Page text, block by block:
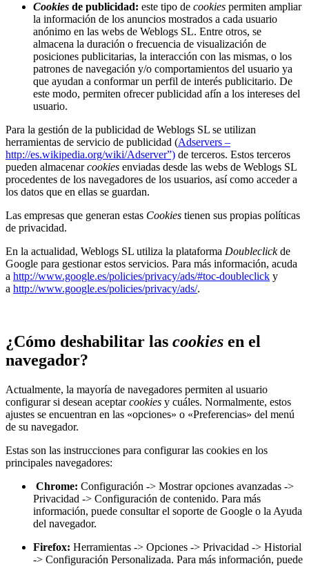
Cookies de publicidad: este tipo de cookies permiten ampliar
la información de los anuncios mostrados a cada usuario
anónimo en las webs de Weblogs SL. Entre otros, se
almacena la duración o frecuencia de visualización de
posiciones publicitarias, la interacción con las mismas, o los
patrones de navegación y/o comportamientos del usuario ya
que ayudan a conformar un perfil de interés publicitario. De
este modo, permiten ofrecer publicidad afín a los intereses del
usuario.
Para la gestión de la publicidad de Weblogs SL se utilizan
herramientas de servicio de publicidad (Adservers –
http://es.wikipedia.org/wiki/Adserver”) de terceros. Estos terceros
pueden almacenarcookies enviadas desde las webs de Weblogs SL
procedentes de los navegadores de los usuarios, así como acceder a
los datos que en ellas se guardan.
Las empresas que generan estas Cookies tienen sus propias políticas
de privacidad.
En la actualidad, Weblogs SL utiliza la plataforma Doubleclickde
Google para gestionar estos servicios. Para más información, acuda
a http://www.google.es/policies/privacy/ads/#toc-doubleclick y
a http://www.google.es/policies/privacy/ads/.
¿Cómo deshabilitar las cookies en el
navegador?
Actualmente, la mayoría de navegadores permiten al usuario
configurar si desean aceptarcookies y cuáles. Normalmente, estos
ajustes se encuentran en las «opciones» o «Preferencias» del menú
de su navegador.
Estas son las instrucciones para configurar las cookies en los
principales navegadores:
Chrome: Configuración -> Mostrar opciones avanzadas ->
Privacidad -> Configuración de contenido. Para más
información, puede consultar el soporte de Google o la Ayuda
del navegador.
Firefox: Herramientas -> Opciones -> Privacidad -> Historial
-> Configuración Personalizada. Para más información, puede